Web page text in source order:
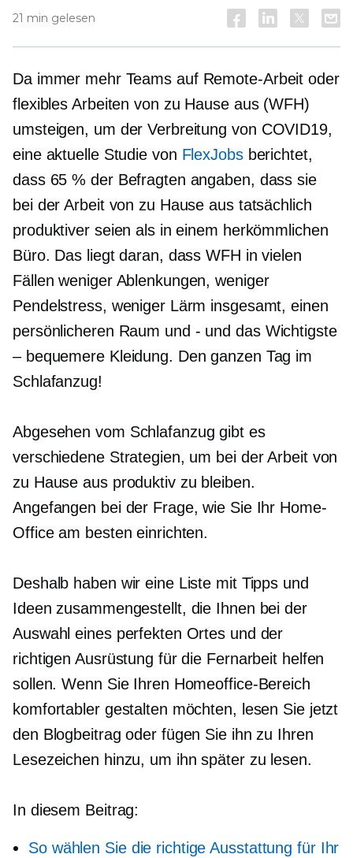
21 min gelesen
Da immer mehr Teams auf Remote-Arbeit oder
flexibles Arbeiten von zu Hause aus (WFH)
umsteigen, um der Verbreitung von COVID19,
eine aktuelle Studie von FlexJobsberichtet,
dass 65 % der Befragten angaben, dass sie
bei der Arbeit von zu Hause aus tatsächlich
produktiver seien als in einem herkömmlichen
Büro. Das liegt daran, dass WFH in vielen
Fällen weniger Ablenkungen, weniger
Pendelstress, weniger Lärm insgesamt, einen
persönlicheren Raum und - und das Wichtigste
– bequemere Kleidung. Den ganzen Tag im
Schlafanzug!
Abgesehen vom Schlafanzug gibt es
verschiedene Strategien, um bei der Arbeit von
zu Hause aus produktiv zu bleiben.
Angefangen bei der Frage, wie Sie Ihr Home-
Office am besten einrichten.
Deshalb haben wir eine Liste mit Tipps und
Ideen zusammengestellt, die Ihnen bei der
Auswahl eines perfekten Ortes und der
richtigen Ausrüstung für die Fernarbeit helfen
sollen. Wenn Sie Ihren Homeoffice-Bereich
komfortabler gestalten möchten, lesen Sie jetzt
den Blogbeitrag oder fügen Sie ihn zu Ihren
Lesezeichen hinzu, um ihn später zu lesen.
In diesem Beitrag:
So wählen Sie die richtige Ausstattung für Ihr